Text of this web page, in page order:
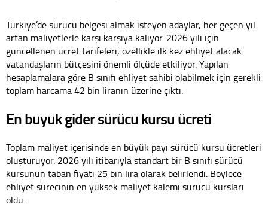
Türkiye’de sürücü belgesi almak isteyen adaylar, her geçen yıl
artan maliyetlerle karşı karşıya kalıyor. 2026 yılı için
güncellenen ücret tarifeleri, özellikle ilk kez ehliyet alacak
vatandaşların bütçesini önemli ölçüde etkiliyor. Yapılan
hesaplamalara göre B sınıfı ehliyet sahibi olabilmek için gerekli
toplam harcama 42 bin liranın üzerine çıktı.
En büyük gider sürücü kursu ücreti
Toplam maliyet içerisinde en büyük payı sürücü kursu ücretleri
oluşturuyor. 2026 yılı itibarıyla standart bir B sınıfı sürücü
kursunun taban fiyatı 25 bin lira olarak belirlendi. Böylece
ehliyet sürecinin en yüksek maliyet kalemi sürücü kursları
oldu.